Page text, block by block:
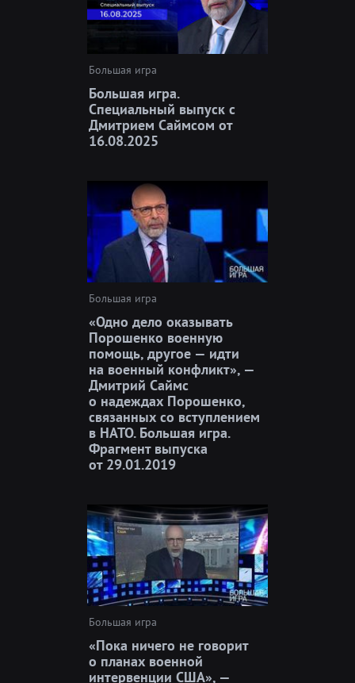
Большая игра
Большая игра.
Специальный выпуск с
Дмитрием Саймсом от
16.08.2025
Большая игра
«Одно дело оказывать
Порошенко военную
помощь, другое — идти
на военный конфликт», —
Дмитрий Саймс
о надеждах Порошенко,
связанных со вступлением
в НАТО. Большая игра.
Фрагмент выпуска
от 29.01.2019
Большая игра
«Пока ничего не говорит
о планах военной
интервенции США», —